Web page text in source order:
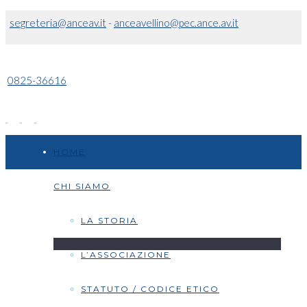
segreteria@anceav.it- anceavellino@pec.ance.av.it
0825-36616
CHI SIAMO
LA STORIA
L’ASSOCIAZIONE
STATUTO / CODICE ETICO